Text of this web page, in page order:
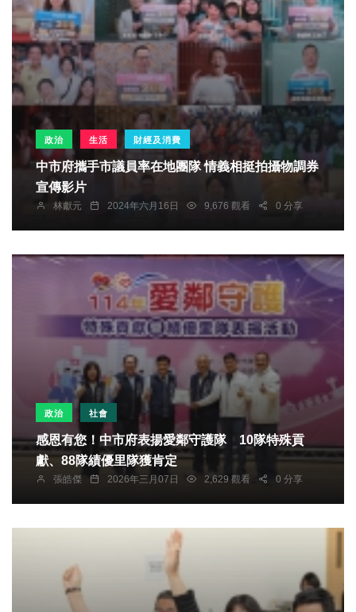
政治 生活 財經及消費
中市府攜手市議員率在地團隊 情義相挺拍攝物調券
宣傳影片
林獻元 2024年六月16日 9,676 觀看 0 分享
政治 社會
感恩有您！中市府表揚愛鄰守護隊 10隊特殊貢
獻、88隊績優里隊獲肯定
張皓傑 2026年三月07日 2,629 觀看 0 分享